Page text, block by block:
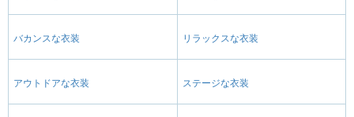
バカンスな衣装 リラックスな衣装
アウトドアな衣装 ステージな衣装